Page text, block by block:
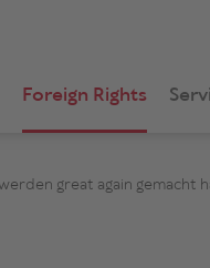
Foreign Rights
great again gemacht